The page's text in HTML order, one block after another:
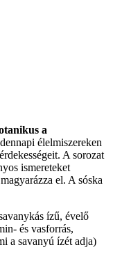
a
élelmiszereken
A sorozat
ismereteket
el. A sóska
ízű, évelő
és vasforrás,
a savanyú ízét adja)